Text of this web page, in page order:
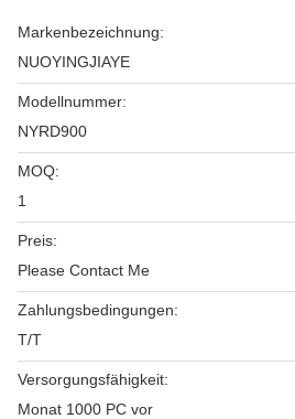
Markenbezeichnung:
NUOYINGJIAYE
Modellnummer:
NYRD900
MOQ:
1
Preis:
Please Contact Me
Zahlungsbedingungen:
T/T
Versorgungsfähigkeit:
Monat 1000 PC vor